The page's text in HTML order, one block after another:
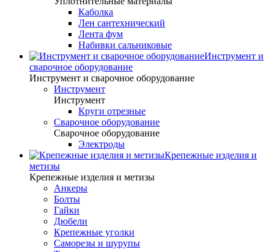
Каболка
Лен сантехнический
Лента фум
Набивки сальниковые
Инструмент и
сварочное оборудование
Инструмент и сварочное оборудование
Инструмент
Инструмент
Круги отрезные
Сварочное оборудование
Сварочное оборудование
Электроды
Крепежные изделия и
метизы
Крепежные изделия и метизы
Анкеры
Болты
Гайки
Дюбели
Крепежные уголки
Саморезы и шурупы